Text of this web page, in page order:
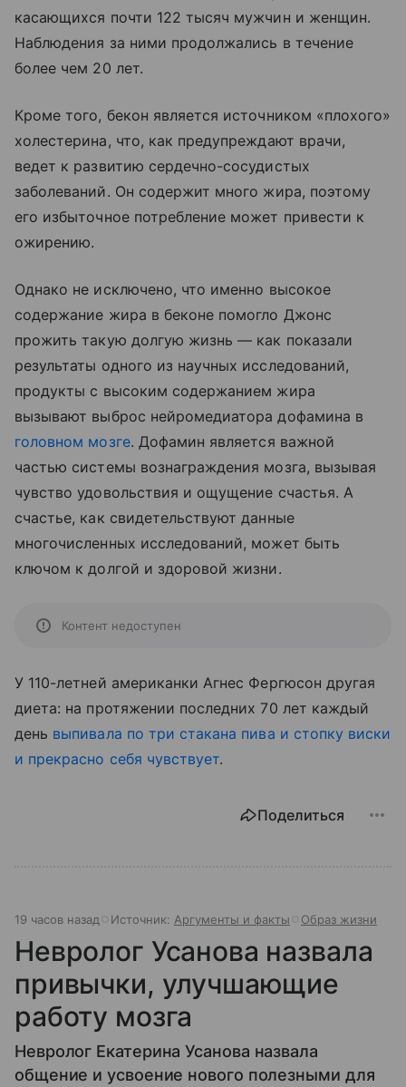
касающихся почти 122 тысяч мужчин и женщин.
Наблюдения за ними продолжались в течение
более чем 20 лет.
Кроме того, бекон является источником «плохого»
холестерина, что, как предупреждают врачи,
ведет к развитию сердечно-сосудистых
заболеваний. Он содержит много жира, поэтому
его избыточное потребление может привести к
ожирению.
Однако не исключено, что именно высокое
содержание жира в беконе помогло Джонс
прожить такую долгую жизнь — как показали
результаты одного из научных исследований,
продукты с высоким содержанием жира
вызывают выброс нейромедиатора дофамина в
головном мозге. Дофамин является важной
частью системы вознаграждения мозга, вызывая
чувство удовольствия и ощущение счастья. А
счастье, как свидетельствуют данные
многочисленных исследований, может быть
ключом к долгой и здоровой жизни.
Контент недоступен
У 110-летней американки Агнес Фергюсон другая
диета: на протяжении последних 70 лет каждый
день выпивала по три стакана пива и стопку виски
и прекрасно себя чувствует.
Поделиться
19 часов назад Источник: Аргументы и факты Образ жизни
Невролог Усанова назвала
привычки, улучшающие
работу мозга
Невролог Екатерина Усанова назвала
общение и усвоение нового полезными для